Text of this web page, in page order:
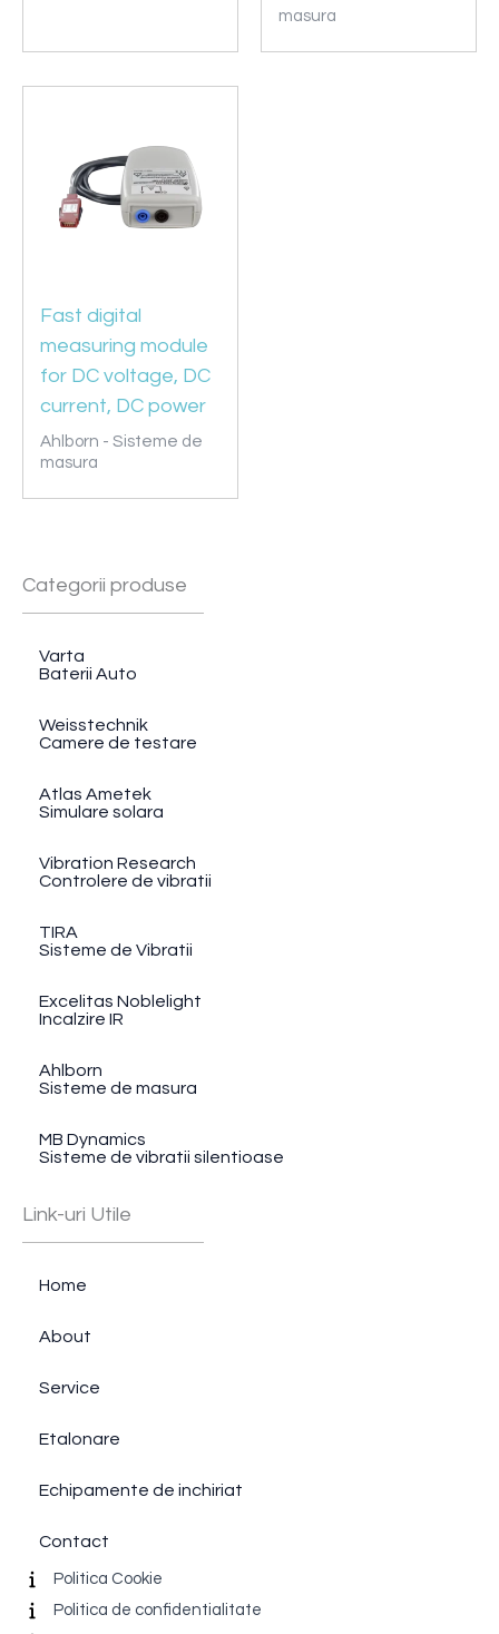
masura
Fast digital
measuring module
for DC voltage, DC
current, DC power
Ahlborn - Sisteme de
masura
Categorii produse
Varta
Baterii Auto
Weisstechnik
Camere de testare
Atlas Ametek
Simulare solara
Vibration Research
Controlere de vibratii
TIRA
Sisteme de Vibratii
Excelitas Noblelight
Incalzire IR
Ahlborn
Sisteme de masura
MB Dynamics
Sisteme de vibratii silentioase
Link-uri Utile
Home
About
Service
Etalonare
Echipamente de inchiriat
Contact
Politica Cookie
Politica de confidentialitate